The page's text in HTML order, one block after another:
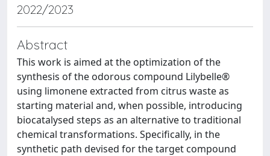
2022/2023
Abstract
This work is aimed at the optimization of the
synthesis of the odorous compound Lilybelle®
using limonene extracted from citrus waste as
starting material and, when possible, introducing
biocatalysed steps as an alternative to traditional
chemical transformations. Specifically, in the
synthetic path devised for the target compound